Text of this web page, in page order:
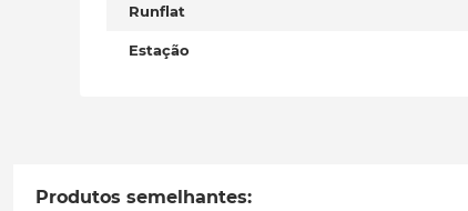
Runflat
Estação
Produtos semelhantes: